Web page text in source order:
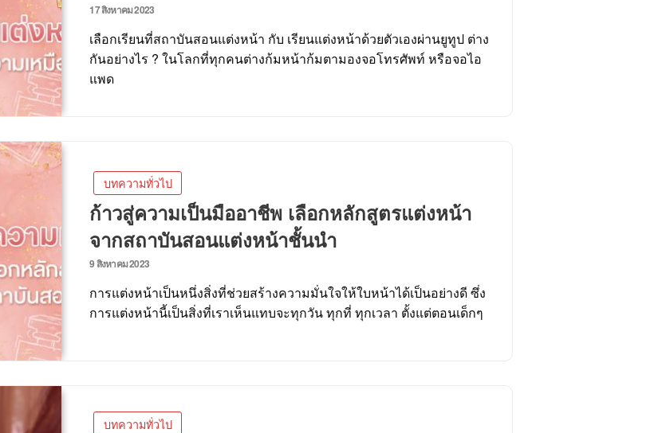
17 สิงหาคม 2023
เลือกเรียนที่สถาบันสอนแต่งหน้า กับ เรียนแต่งหน้าด้วยตัวเองผ่านยูทูป ต่าง
กันอย่างไร ? ในโลกที่ทุกคนต่างก้มหน้าก้มตามองจอโทรศัพท์ หรือจอไอ
แพด
บทความทั่วไป
ก้าวสู่ความเป็นมืออาชีพ เลือกหลักสูตรแต่งหน้า
จากสถาบันสอนแต่งหน้าชั้นนำ
9 สิงหาคม 2023
การแต่งหน้าเป็นหนึ่งสิ่งที่ช่วยสร้างความมั่นใจให้ใบหน้าได้เป็นอย่างดี ซึ่ง
การแต่งหน้านี้เป็นสิ่งที่เราเห็นแทบจะทุกวัน ทุกที่ ทุกเวลา ตั้งแต่ตอนเด็กๆ
บทความทั่วไป